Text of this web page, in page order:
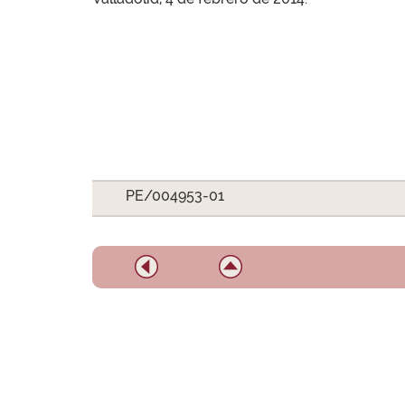
PE/004953-01